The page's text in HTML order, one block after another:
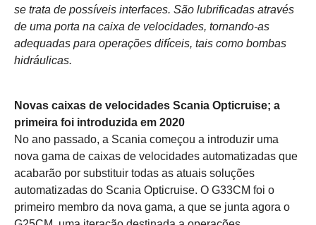
se trata de possíveis interfaces. São lubrificadas através
de uma porta na caixa de velocidades, tornando-as
adequadas para operações difíceis, tais como bombas
hidráulicas.
Novas caixas de velocidades Scania Opticruise; a
primeira foi introduzida em 2020
No ano passado, a Scania começou a introduzir uma
nova gama de caixas de velocidades automatizadas que
acabarão por substituir todas as atuais soluções
automatizadas do Scania Opticruise. O G33CM foi o
primeiro membro da nova gama, a que se junta agora o